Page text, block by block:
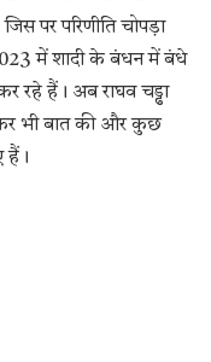
पर परिणीति चोपड़ा
में शादी के बंधन में बंधे
रहे हैं। अब राघव चड्ढा
भी बात की और कुछ
हैं।